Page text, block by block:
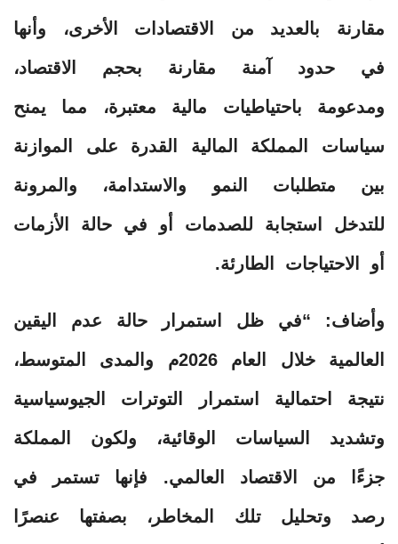
مقارنة بالعديد من الاقتصادات الأخرى، وأنها
في حدود آمنة مقارنة بحجم الاقتصاد،
ومدعومة باحتياطيات مالية معتبرة، مما يمنح
سياسات المملكة المالية القدرة على الموازنة
بين متطلبات النمو والاستدامة، والمرونة
للتدخل استجابة للصدمات أو في حالة الأزمات
أو الاحتياجات الطارئة.
وأضاف: “في ظل استمرار حالة عدم اليقين
العالمية خلال العام 2026م والمدى المتوسط،
نتيجة احتمالية استمرار التوترات الجيوسياسية
وتشديد السياسات الوقائية، ولكون المملكة
جزءًا من الاقتصاد العالمي. فإنها تستمر في
رصد وتحليل تلك المخاطر، بصفتها عنصرًا